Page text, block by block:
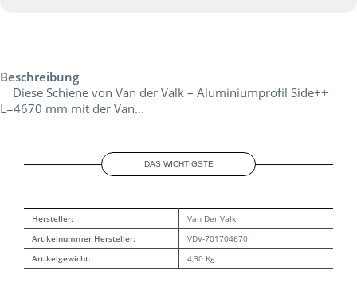
Beschreibung
Diese Schiene von Van der Valk – Aluminiumprofil Side++
L=4670 mm mit der Van...
DAS WICHTIGSTE
Hersteller:
Van Der Valk
Artikelnummer Hersteller:
VDV-701704670
Artikelgewicht:
4,30 Kg